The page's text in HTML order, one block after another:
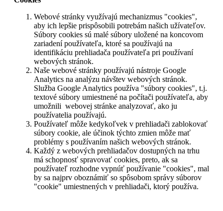
Webové stránky využívajú mechanizmus "cookies",
aby ich lepšie prispôsobili potrebám našich užívateľov.
Súbory cookies sú malé súbory uložené na koncovom
zariadení používateľa, ktoré sa používajú na
identifikáciu prehliadača používateľa pri používaní
webových stránok.
Naše webové stránky používajú nástroje Google
Analytics na analýzu návštev webových stránok.
Služba Google Analytics používa "súbory cookies", t.j.
textové súbory umiestnené na počítači používateľa, aby
umožnili webovej stránke analyzovať, ako ju
používatelia používajú.
Používateľ môže kedykoľvek v prehliadači zablokovať
súbory cookie, ale účinok týchto zmien môže mať
problémy s používaním našich webových stránok.
Každý z webových prehliadačov dostupných na trhu
má schopnosť spravovať cookies, preto, ak sa
používateľ rozhodne vypnúť používanie "cookies", mal
by sa najprv oboznámiť so spôsobom správy súborov
"cookie" umiestnených v prehliadači, ktorý používa.